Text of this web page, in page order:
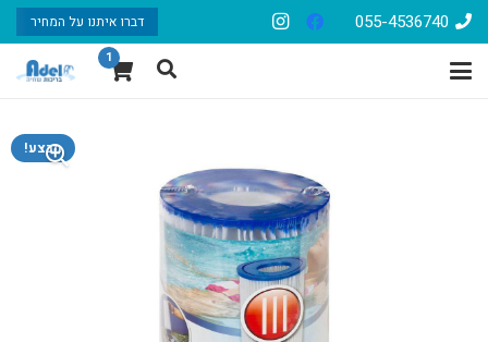
055-4536740 דברו איתנו על המחיר
1
מבצע!